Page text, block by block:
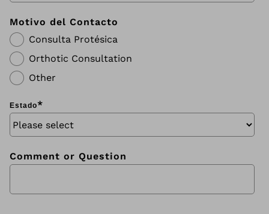
Motivo del Contacto
Consulta Protésica
Orthotic Consultation
Other
Estado*
Comment or Question